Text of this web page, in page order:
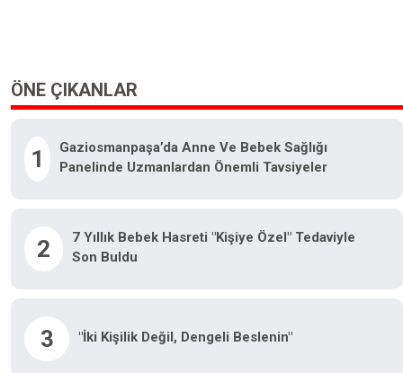
ÖNE ÇIKANLAR
1
Gaziosmanpaşa’da Anne Ve Bebek Sağlığı
Panelinde Uzmanlardan Önemli Tavsiyeler
2
7 Yıllık Bebek Hasreti "kişiye Özel" Tedaviyle
Son Buldu
3 "İki Kişilik Değil, Dengeli Beslenin"